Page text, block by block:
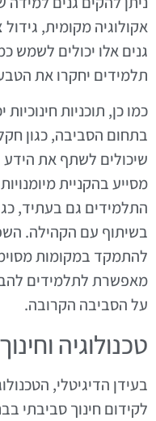
אקולוגיה מקומית, גידול
גנים אלו יכולים לשמש
תלמידים יחקרו את
כמו כן, תוכניות
בתחום הסביבה, כגון
שיכולים לשתף את הידע
מסייע בהקניית
התלמידים גם בעתיד,
בשיתוף עם הקהילה.
להתמקד במקומות
מאפשרת לתלמידים
על הסביבה הקרובה.
טכנולוגיה
בעידן הדיגיטלי,
לקידום חינוך סביבתי